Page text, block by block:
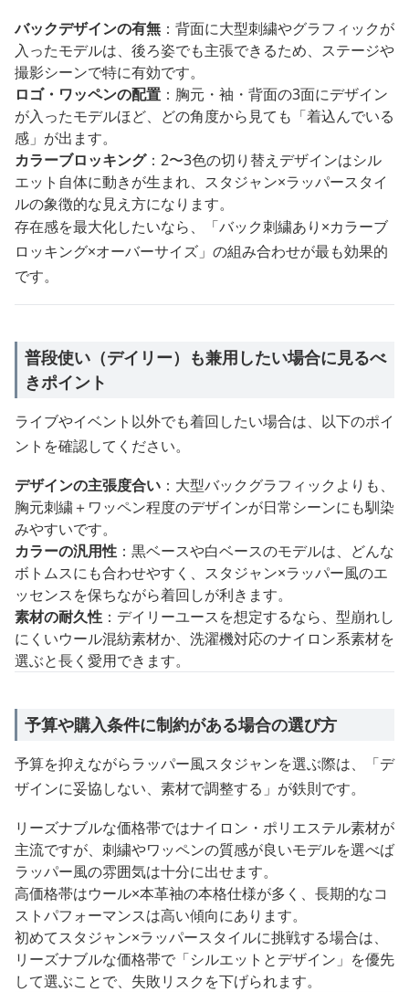
バックデザインの有無 ：背面に大型刺繍やグラフィックが
入ったモデルは、後ろ姿でも主張できるため、ステージや
撮影シーンで特に有効です。
ロゴ・ワッペンの配置 ：胸元・袖・背面の3面にデザイン
が入ったモデルほど、どの角度から見ても「着込んでいる
感」が出ます。
カラーブロッキング：2〜3色の切り替えデザインはシル
エット自体に動きが生まれ、スタジャン×ラッパースタイ
ルの象徴的な見え方になります。
存在感を最大化したいなら、「バック刺繍あり×カラーブ
ロッキング×オーバーサイズ」の組み合わせが最も効果的
です。
普段使い（デイリー）も兼用したい場合に見るべ
きポイント
ライブやイベント以外でも着回したい場合は、以下のポイ
ントを確認してください。
デザインの主張度合い ：大型バックグラフィックよりも、
胸元刺繍＋ワッペン程度のデザインが日常シーンにも馴染
みやすいです。
カラーの汎用性 ：黒ベースや白ベースのモデルは、どんな
ボトムスにも合わせやすく、スタジャン×ラッパー風のエ
ッセンスを保ちながら着回しが利きます。
素材の耐久性 ：デイリーユースを想定するなら、型崩れし
にくいウール混紡素材か、洗濯機対応のナイロン系素材を
選ぶと長く愛用できます。
予算や購入条件に制約がある場合の選び方
予算を抑えながらラッパー風スタジャンを選ぶ際は、「デ
ザインに妥協しない、素材で調整する」が鉄則です。
リーズナブルな価格帯ではナイロン・ポリエステル素材が
主流ですが、刺繍やワッペンの質感が良いモデルを選べば
ラッパー風の雰囲気は十分に出せます。
高価格帯はウール×本革袖の本格仕様が多く、長期的なコ
ストパフォーマンスは高い傾向にあります。
初めてスタジャン×ラッパースタイルに挑戦する場合は、
リーズナブルな価格帯で「シルエットとデザイン」を優先
して選ぶことで、失敗リスクを下げられます。